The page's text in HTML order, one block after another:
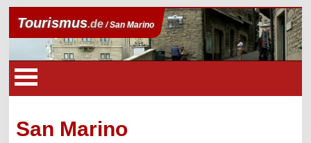
Tourismus.de/ San Marino
San Marino